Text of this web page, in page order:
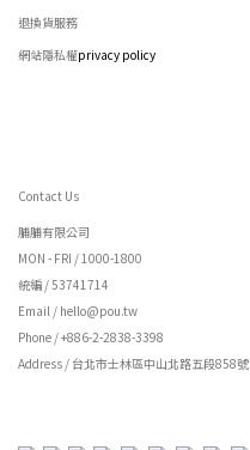
退換貨服務
網站隱私權privacy policy
Contact Us
脯脯有限公司
MON - FRI / 1000-1800
統編 / 53741714
Email / hello@pou.tw
Phone / +886-2-2838-3398
Address / 台北市士林區中山北路五段858號